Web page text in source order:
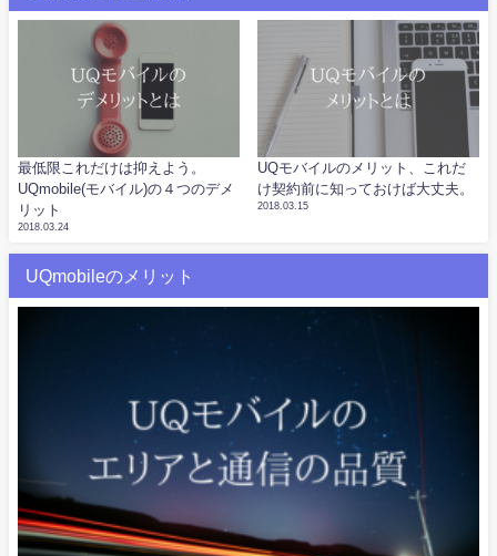
最低限これだけは抑えよう。
UQmobile(モバイル)の４つのデメ
リット
2018.03.24
UQモバイルのメリット、これだ
け契約前に知っておけば大丈夫。
2018.03.15
UQmobileのメリット